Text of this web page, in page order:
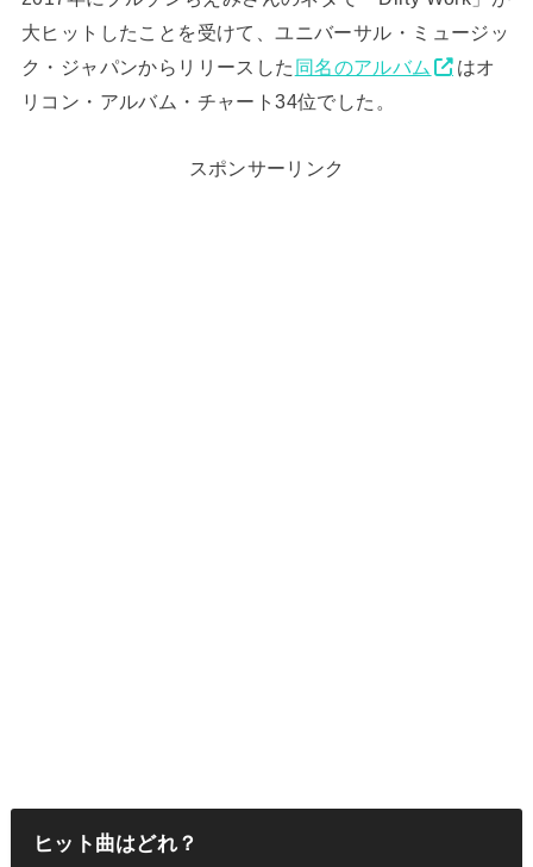
大ヒットしたことを受けて、ユニバーサル・ミュージッ
ク・ジャパンからリリースした 同名のアルバム
はオ
リコン・アルバム・チャート34位でした。
スポンサーリンク
ヒット曲はどれ？